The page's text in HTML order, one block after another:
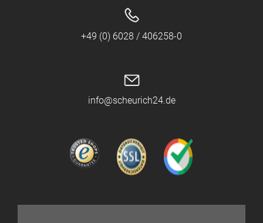
+49 (0) 6028 / 406258-0
info@scheurich24.de